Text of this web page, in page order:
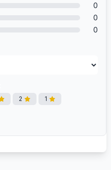
0
0
0
2 1